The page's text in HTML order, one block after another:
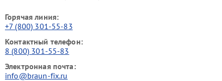
Горячая линия:
+7 (800) 301-55-83
Контактный телефон:
8 (800) 301-55-83
Электронная почта:
info@braun-fix.ru